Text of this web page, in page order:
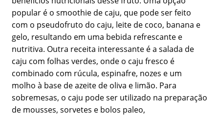
popular é o smoothie de caju, que pode ser feito
com o pseudofruto do caju, leite de coco, banana e
gelo, resultando em uma bebida refrescante e
nutritiva. Outra receita interessante é a salada de
caju com folhas verdes, onde o caju fresco é
combinado com rúcula, espinafre, nozes e um
molho à base de azeite de oliva e limão. Para
sobremesas, o caju pode ser utilizado na preparação
de mousses, sorvetes e bolos paleo,